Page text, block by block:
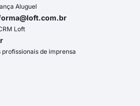
Aluguel
Loft
de imprensa